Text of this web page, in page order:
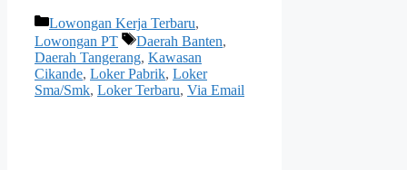
Kategori
Lowongan Kerja Terbaru,
Lowongan PT
Tag
Daerah Banten,
Daerah Tangerang, Kawasan
Cikande, Loker Pabrik, Loker
Sma/Smk, Loker Terbaru, Via Email